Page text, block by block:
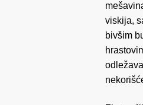
viskija,
bivšim